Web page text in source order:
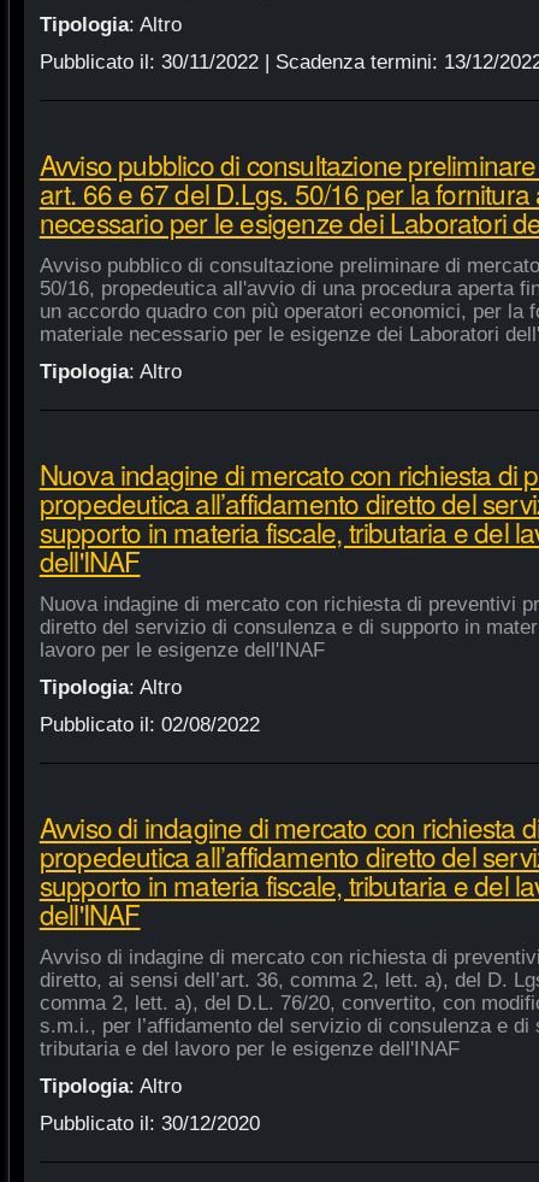
Tipologia: Altro
Pubblicato il: 30/11/2022| Scadenza termini: 13/12/
Avviso pubblico di consultazione
art. 66 e 67 del D.Lgs. 50/16 per la
necessario per le esigenze dei Laboratori
Avviso pubblico di consultazione preliminare di
50/16, propedeutica all'avvio di una procedura aperta
un accordo quadro con più operatori economici, per la
materiale necessario per le esigenze dei Laboratori
Tipologia: Altro
Nuova indagine di mercato con richiesta di
propedeutica all’affidamento diretto del
supporto in materia fiscale, tributaria e del
dell'INAF
Nuova indagine di mercato con richiesta di preventivi
diretto del servizio di consulenza e di supporto in
lavoro per le esigenze dell'INAF
Tipologia: Altro
Pubblicato il: 02/08/2022
Avviso di indagine di mercato con richiesta
propedeutica all’affidamento diretto del
supporto in materia fiscale, tributaria e del
dell'INAF
Avviso di indagine di mercato con richiesta di
diretto, ai sensi dell’art. 36, comma 2, lett. a), del D.
comma 2, lett. a), del D.L. 76/20, convertito, con
s.m.i., per l’affidamento del servizio di consulenza e
tributaria e del lavoro per le esigenze dell'INAF
Tipologia: Altro
Pubblicato il: 30/12/2020